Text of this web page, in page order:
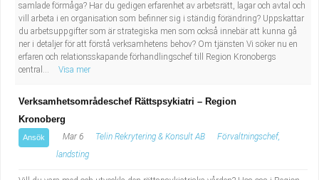
samlade förmåga? Har du gedigen erfarenhet av arbetsrätt, lagar och avtal och
vill arbeta i en organisation som befinner sig i ständig förändring? Uppskattar
du arbetsuppgifter som är strategiska men som också innebär att kunna gå
ner i detaljer för att förstå verksamhetens behov? Om tjänsten Vi söker nu en
erfaren och relationsskapande förhandlingschef till Region Kronobergs
central...
Visa mer
Verksamhetsområdeschef Rättspsykiatri – Region
Kronoberg
Ansök Mar 6 Telin Rekrytering & Konsult AB
Förvaltningschef,
landsting